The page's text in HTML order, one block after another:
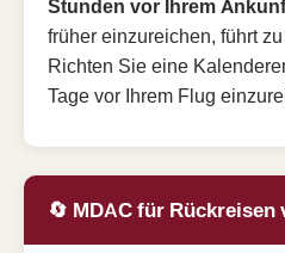
Stunden vor Ihrem
früher einzureichen, führt
Richten Sie eine
Tage vor Ihrem Flug
🔄 MDAC für Rückreisen